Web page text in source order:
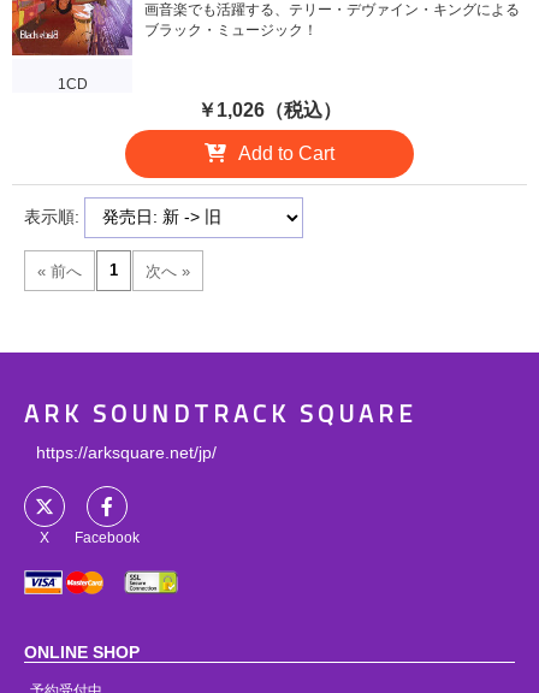
1CD
画音楽でも活躍する、テリー・デヴァイン・キングによる
ブラック・ミュージック！
￥1,026（税込）
Add to Cart
表示順:
ARK SOUNDTRACK SQUARE
https://arksquare.net/jp/
X Facebook
ONLINE SHOP